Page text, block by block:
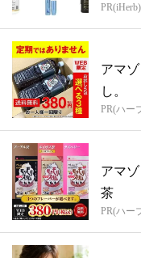
PR(iHerb)
アマ
し。
PR(ハー
アマ
茶
PR(ハー